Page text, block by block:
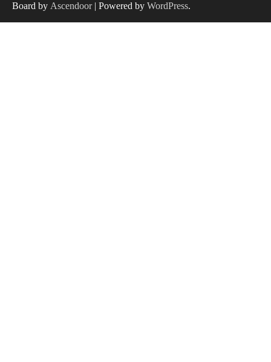
Board by Ascendoor| Powered by WordPress.